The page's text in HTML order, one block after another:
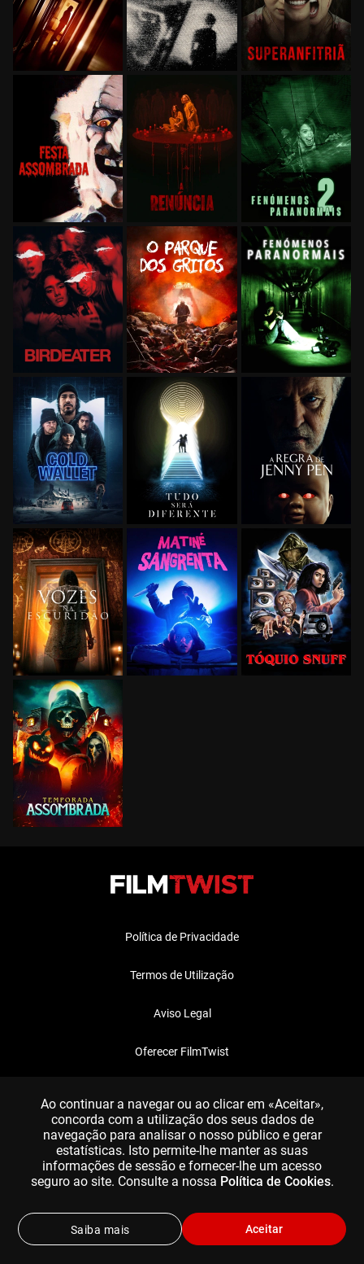
Política de Privacidade
Termos de Utilização
Aviso Legal
Oferecer FilmTwist
Ao continuar a navegar ou ao clicar em «Aceitar»,
concorda com a utilização dos seus dados de
navegação para analisar o nosso público e gerar
estatísticas. Isto permite-lhe manter as suas
informações de sessão e fornecer-lhe um acesso
seguro ao site. Consulte a nossa Política de Cookies.
Aceitar
Saiba mais